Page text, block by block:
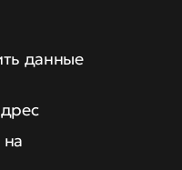
данные